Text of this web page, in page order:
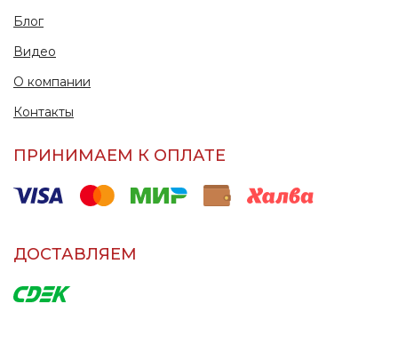
Блог
Видео
О компании
Контакты
ПРИНИМАЕМ К ОПЛАТЕ
ДОСТАВЛЯЕМ